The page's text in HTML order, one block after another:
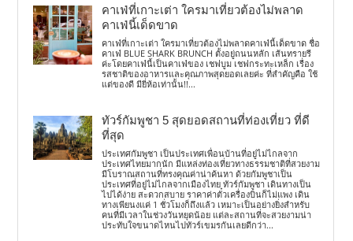
คาเฟ่ที่เกาะเต่า ใครมาเที่ยวต้องไม่พลาด
คาเฟ่นี้เด็ดขาด
คาเฟ่ที่เกาะเต่า ใครมาเที่ยวต้องไม่พลาดคาเฟ่นี้เด็ดขาด ชื่อ
คาเฟ่ BLUE SHARK BRUNCH ตั้งอยู่ถนนหลัก เส้นทรายรี
ค่ะโดยคาเฟ่นี้เป็นคาเฟ่ของ เชฟบูม เชฟกระทะเหล็ก เรื่อง
รสชาติของอาหารและคุณภาพสุดยอดเลยค่ะ ที่สำคัญคือ ใช้
แต่ของดี มียี่ห้อเท่านั้น!!...
ทัวร์กัมพูชา 5 สุดยอดสถานที่ท่องเที่ยว ที่ดี
ที่สุด
ประเทศกัมพูชา เป็นประเทศเพื่อนบ้านที่อยู่ไม่ไกลจาก
ประเทศไทยมากนัก มีแหล่งท่องเที่ยวทางธรรมชาติที่สวยงาม
มีโบราณสถานที่ทรงคุณค่าน่าค้นหา ด้วยกัมพูชาเป็น
ประเทศที่อยู่ไม่ไกลจากเมืองไทย ทัวร์กัมพูชา เดินทางเป็น
ไปได้ง่าย สะดวกสบาย ราคาค่าตั๋วเครื่องบินก็ไม่แพง เดิน
ทางเพียนงแค่ 1 ชั่วโมงก็ถึงแล้ว เหมาะเป็นอย่างยิ่งสำหรับ
คนที่มีเวลาในช่วงวันหยุดน้อย แต่ละสถานที่จะสวยงามน่า
ประทับใจขนาดไหนไปทัวร์เขมรกันเลยดีกว่า...